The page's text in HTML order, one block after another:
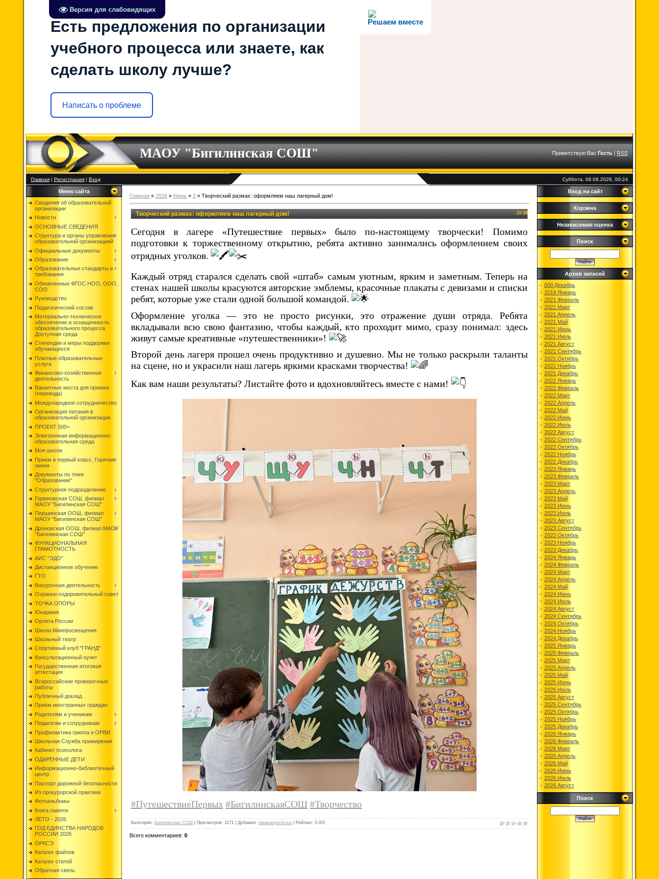
Версия для слабовидящих
Решаем вместе
Есть предложения по организации
учебного процесса или знаете, как
сделать школу лучше?
Написать о проблеме
МАОУ "Бигилинская СОШ" Приветствую Вас Гость|RSS
Главная|Регистрация|Вход Суббота, 08.08.2026, 00:24
Меню сайта
Сведения об образовательной
организации
Новости
ОСНОВНЫЕ СВЕДЕНИЯ
Структура и органы управления
образовательной организацией
Официальные документы
Образование
Образовательные стандарты и
требования
Обновленные ФГОС НОО, ООО,
СОО
Руководство
Педагогический состав
Материально-техническое
обеспечение и оснащенность
образовательного процесса.
Доступная среда
Стипендии и меры поддержки
обучающихся
Платные образовательные
услуги
Финансово-хозяйственная
деятельность
Вакантные места для приема
(перевода)
Международное сотрудничество
Организация питания в
образовательной организации
ПРОЕКТ 500+
Электронная информационно-
образовательная среда
Моя школа
Прием в первый класс. Горячая
линия
Документы по теме
"Образование"
Структурное подразделение
Горюновская СОШ, филиал
МАОУ "Бигилинская СОШ"
Першинская ООШ, филиал
МАОУ "Бигилинская СОШ"
Дроновская ООШ, филиал МАОУ
"Бигилинская СОШ"
ФУНКЦИОНАЛЬНАЯ
ГРАМОТНОСТЬ
АИС "ЭДО"
Дистанционное обучение
ГТО
Внеурочная деятельность
Охранно-оздоровительный совет
ТОЧКА ОПОРЫ
Юнармия
Орлята России
Школа Минпросвещения
Школьный театр
Спортивный клуб "ГРАНД"
Консультационный пункт
Государственная итоговая
аттестация
Всероссийские проверочные
работы
Публичный доклад
Приём иностранных граждан
Родителям и ученикам
Педагогам и сотрудникам
Профилактика гриппа и ОРВИ
Школьная Служба примирения
Кабинет психолога
ОДАРЕННЫЕ ДЕТИ
Информационно-библиотечный
центр
Паспорт дорожной безопасности
Из прокурорской практики
Фотоальбомы
Книга памяти
ЛЕТО - 2026
ГОД ЕДИНСТВА НАРОДОВ
РОССИИ 2026
ОРКСЭ
Каталог файлов
Каталог статей
Обратная связь
Главная » 2026 » Июнь » 2 » Творческий размах: оформляем наш лагерный дом!
10:38
Творческий размах: оформляем наш лагерный дом!
Сегодня в лагере «Путешествие первых» было по-настоящему творчески! Помимо
подготовки к торжественному открытию, ребята активно занимались оформлением своих
отрядных уголков.
Каждый отряд старался сделать свой «штаб» самым уютным, ярким и заметным. Теперь на
стенах нашей школы красуются авторские эмблемы, красочные плакаты с девизами и списки
ребят, которые уже стали одной большой командой.
Оформление уголка — это не просто рисунки, это отражение души отряда. Ребята
вкладывали всю свою фантазию, чтобы каждый, кто проходит мимо, сразу понимал: здесь
живут самые креативные «путешественники»!
Второй день лагеря прошел очень продуктивно и душевно. Мы не только раскрыли таланты
на сцене, но и украсили наш лагерь яркими красками творчества!
Как вам наши результаты? Листайте фото и вдохновляйтесь вместе с нами!
#ПутешествиеПервых #БигилинскаяСОШ #Творчество
Категория: Бигилинская СОШ Просмотров: 1171 Добавил: natapanyuckova Рейтинг: 0.0/0
Всего комментариев: 0
Вход на сайт
Корзина
Независимая оценка
Поиск
Архив записей
000 Декабрь
2019 Январь
2021 Февраль
2021 Март
2021 Апрель
2021 Май
2021 Июнь
2021 Июль
2021 Август
2021 Сентябрь
2021 Октябрь
2021 Ноябрь
2021 Декабрь
2022 Январь
2022 Февраль
2022 Март
2022 Апрель
2022 Май
2022 Июнь
2022 Июль
2022 Август
2022 Сентябрь
2022 Октябрь
2022 Ноябрь
2022 Декабрь
2023 Январь
2023 Февраль
2023 Март
2023 Апрель
2023 Май
2023 Июнь
2023 Июль
2023 Август
2023 Сентябрь
2023 Октябрь
2023 Ноябрь
2023 Декабрь
2024 Январь
2024 Февраль
2024 Март
2024 Апрель
2024 Май
2024 Июнь
2024 Июль
2024 Август
2024 Сентябрь
2024 Октябрь
2024 Ноябрь
2024 Декабрь
2025 Январь
2025 Февраль
2025 Март
2025 Апрель
2025 Май
2025 Июнь
2025 Июль
2025 Август
2025 Сентябрь
2025 Октябрь
2025 Ноябрь
2025 Декабрь
2026 Январь
2026 Февраль
2026 Март
2026 Апрель
2026 Май
2026 Июнь
2026 Июль
2026 Август
Поиск